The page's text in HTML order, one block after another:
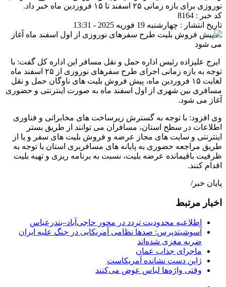
نوروزی برای بازه زمانی ۲۵ اسفند تا ۱۵ فروردین ماه خبر داد.
کد خبر : 8164
تاریخ انتشار : چهارشنبه 19 فوریه 2025 - 13:31
ایرج علیزاده رئیس اداره حمل و نقل مسافر این اداره کل گفت: با
توجه به بازه زمانی اجرای طرح سفرهای نوروزی از ۲۵ اسفند ماه
لغایت ۱۵ فروردین ماه، پیش فروش بلیت های ناوگان حمل و نقل
مسافری بین شهری از اول اسفند ماه به صورت اینترنتی و حضوری
آغاز می شود.
وی افزود: با توجه به گسترش زیرساخت های مخابراتی و فناوری
اطلاعات در سطح استان، مسافران می توانند از طریق بستر
اینترنتی و سایت های مجاز عرضه و فروش بلیت های سفر و یا از
طریق مراجعه حضوری به پایانه های مسافربری استان با توجه به
ظرفیت باقیمانده عرضه بلیت، نسبت به برنامه ریزی و تهیه بلیت
اقدام کنند.
پایان خبر/
اخبار مرتبط
اطلاعیه محدودیت تردد در محور حاجی‌آباد–بندرعباس
آسوشیتدپرس: صدها نظامی آمریکایی در جنگ علیه ایران
ضربه مغزی شده‌اند
ماجرای جذاب عمان
ژاپن دست نشانده آمریکاست
وقتی واژه‌ها لباس عوض می‌کنند